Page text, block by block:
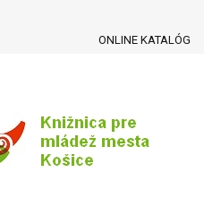
ONLINE KATALÓG